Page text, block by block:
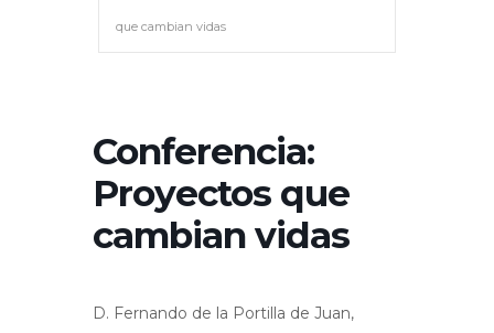
que cambian vidas
Conferencia:
Proyectos que
cambian vidas
D. Fernando de la Portilla de Juan,